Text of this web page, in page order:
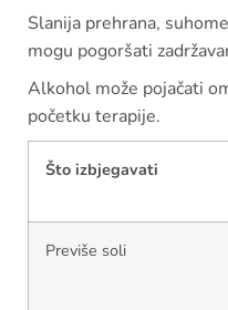
Slanija prehrana,
mogu pogoršati
Alkohol može pojačati
početku terapije.
Što izbjegavati
Previše soli